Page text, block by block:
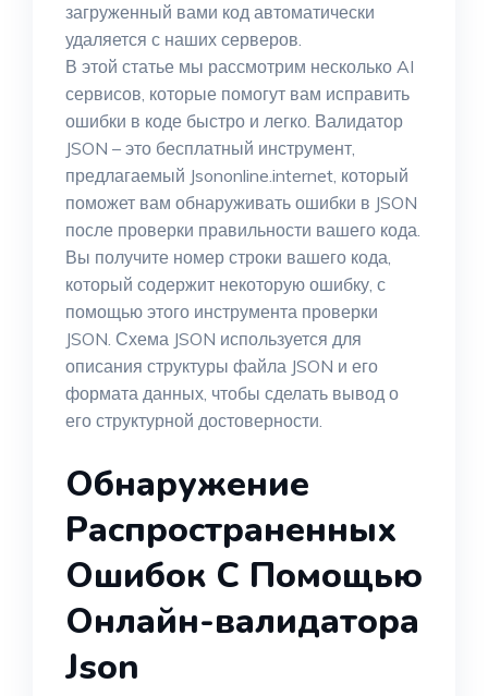
загруженный вами код автоматически
удаляется с наших серверов.
В этой статье мы рассмотрим несколько AI
сервисов, которые помогут вам исправить
ошибки в коде быстро и легко. Валидатор
JSON – это бесплатный инструмент,
предлагаемый Jsononline.internet, который
поможет вам обнаруживать ошибки в JSON
после проверки правильности вашего кода.
Вы получите номер строки вашего кода,
который содержит некоторую ошибку, с
помощью этого инструмента проверки
JSON. Схема JSON используется для
описания структуры файла JSON и его
формата данных, чтобы сделать вывод о
его структурной достоверности.
Обнаружение
Распространенных
Ошибок С Помощью
Онлайн-валидатора
Json